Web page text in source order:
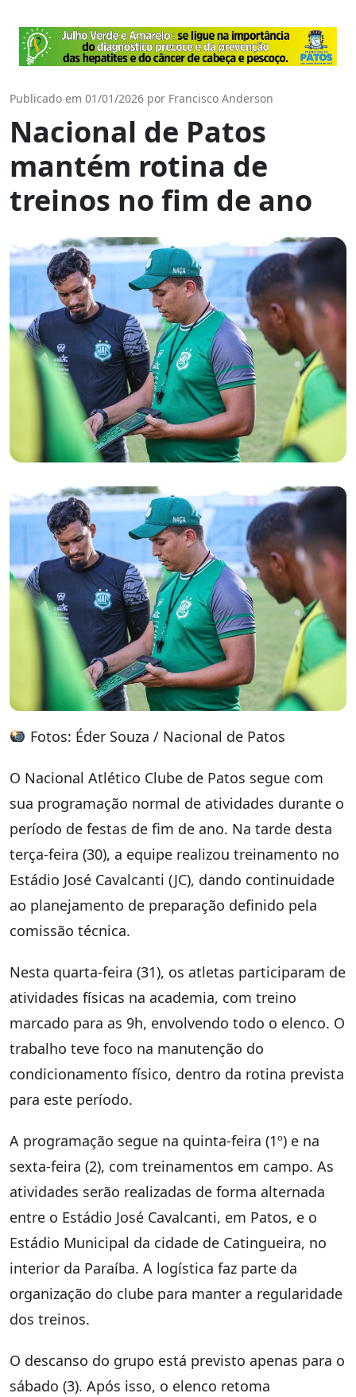
Publicado em 01/01/2026 por Francisco Anderson
Nacional de Patos
mantém rotina de
treinos no fim de ano
Fotos: Éder Souza / Nacional de Patos
O Nacional Atlético Clube de Patos segue com
sua programação normal de atividades durante o
período de festas de fim de ano. Na tarde desta
terça-feira (30), a equipe realizou treinamento no
Estádio José Cavalcanti (JC), dando continuidade
ao planejamento de preparação definido pela
comissão técnica.
Nesta quarta-feira (31), os atletas participaram de
atividades físicas na academia, com treino
marcado para as 9h, envolvendo todo o elenco. O
trabalho teve foco na manutenção do
condicionamento físico, dentro da rotina prevista
para este período.
A programação segue na quinta-feira (1º) e na
sexta-feira (2), com treinamentos em campo. As
atividades serão realizadas de forma alternada
entre o Estádio José Cavalcanti, em Patos, e o
Estádio Municipal da cidade de Catingueira, no
interior da Paraíba. A logística faz parte da
organização do clube para manter a regularidade
dos treinos.
O descanso do grupo está previsto apenas para o
sábado (3). Após isso, o elenco retoma